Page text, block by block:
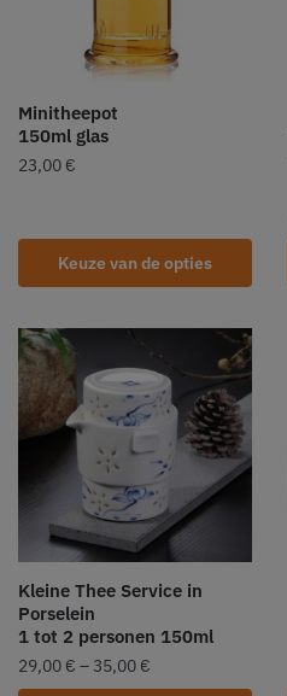
Minitheepot
150ml glas
23,00 €
Keuze van de opties
Kleine Thee Service in
Porselein
1 tot 2 personen 150ml
29,00 € – 35,00 €